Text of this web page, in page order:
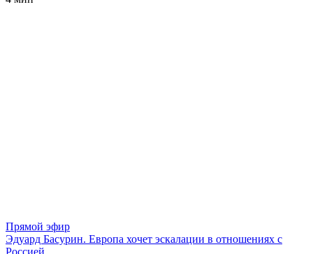
Прямой эфир
Эдуард Басурин. Европа хочет эскалации в отношениях с
Россией